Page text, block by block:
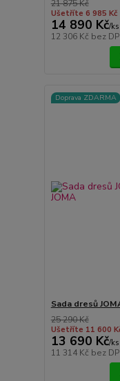
21 875 Kč
Ušetříte 6 985 Kč
14 890 Kč/ks
12 306 Kč bez
Doprava ZDARMA
Sada dresů
25 290 Kč
Ušetříte 11 600
13 690 Kč/ks
11 314 Kč bez